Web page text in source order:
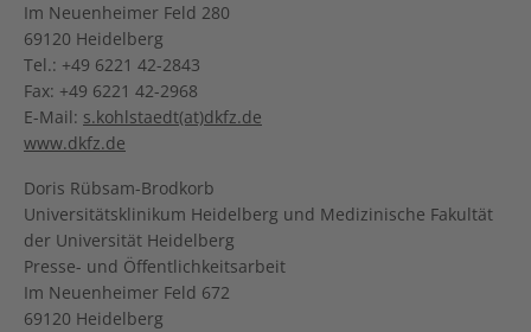
Im Neuenheimer Feld 280
69120 Heidelberg
Tel.: +49 6221 42-2843
Fax: +49 6221 42-2968
E-Mail: s.kohlstaedt(at)dkfz.de
www.dkfz.de
Doris Rübsam-Brodkorb
Universitätsklinikum Heidelberg und Medizinische Fakultät
der Universität Heidelberg
Presse- und Öffentlichkeitsarbeit
Im Neuenheimer Feld 672
69120 Heidelberg